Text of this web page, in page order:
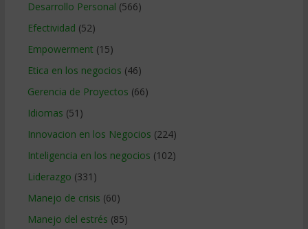
Desarrollo Personal (566)
Efectividad (52)
Empowerment (15)
Etica en los negocios (46)
Gerencia de Proyectos (66)
Idiomas (51)
Innovacion en los Negocios (224)
Inteligencia en los negocios (102)
Liderazgo (331)
Manejo de crisis (60)
Manejo del estrés (85)